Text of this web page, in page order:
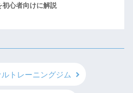
初心者向けに解説
トレーニングジム